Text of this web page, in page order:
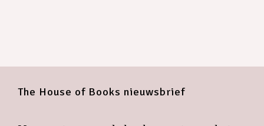
The House of Books nieuwsbrief